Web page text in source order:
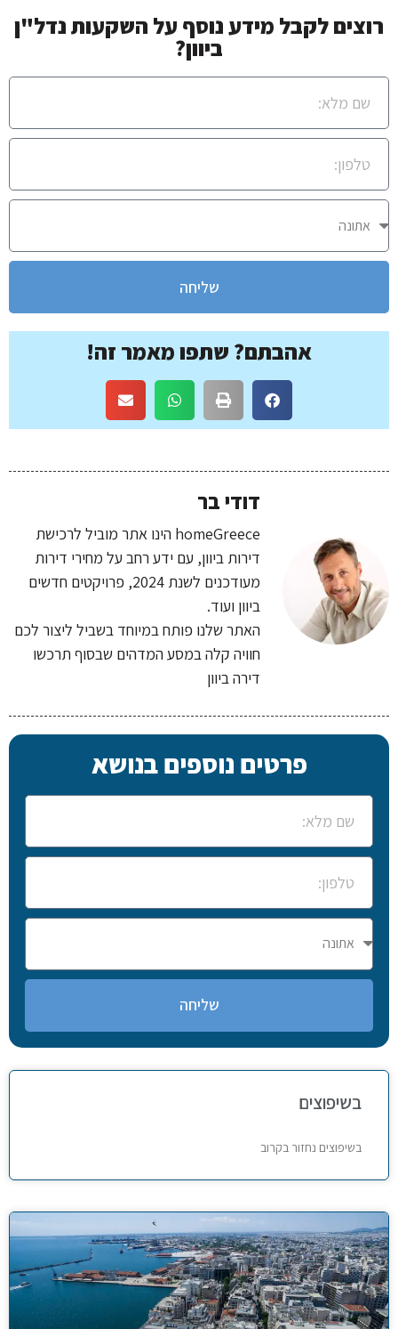
רוצים לקבל מידע נוסף על השקעות נדל"ן
ביוון?
שליחה
אהבתם? שתפו מאמר זה!
דודי בר
homeGreece הינו אתר מוביל לרכישת
דירות ביוון, עם ידע רחב על מחירי דירות
מעודכנים לשנת 2024, פרויקטים חדשים
ביוון ועוד.
האתר שלנו פותח במיוחד בשביל ליצור לכם
חוויה קלה במסע המדהים שבסוף תרכשו
דירה ביוון
פרטים נוספים בנושא
שליחה
בשיפוצים
בשיפוצים נחזור בקרוב